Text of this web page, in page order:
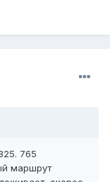
765
маршрут